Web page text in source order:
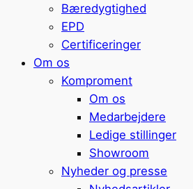
Bæredygtighed
EPD
Certificeringer
Om os
Komproment
Om os
Medarbejdere
Ledige stillinger
Showroom
Nyheder og presse